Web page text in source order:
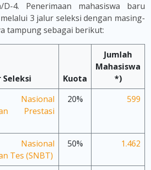
D-4. Penerimaan mahasiswa baru
3 jalur seleksi dengan masing-
tampung sebagai berikut:
Seleksi Kuota
Jumlah
Mahasiswa
*)
Nasional
Prestasi
20% 599
Nasional
Tes (SNBT)
50% 1.462